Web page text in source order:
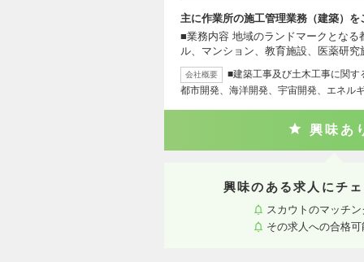
主に作業所の施工管理業務（建築）
■業務内容 地域のランドマークとな
ル、マンション、教育施設、医薬研
会社概要
■建築工事及び土木工事に関
都市開発、海洋開発、宇宙開発、エネル
興味あ
興味のある求人にチ
スカウトのマッチ
その求人への合格